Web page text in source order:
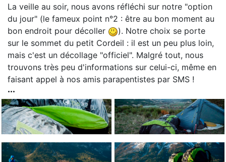
La veille au soir, nous avons réfléchi sur notre "option
du jour" (le fameux point n°2 : être au bon moment au
bon endroit pour décoller
). Notre choix se porte
sur le sommet du petit Cordeil : il est un peu plus loin,
mais c'est un décollage "officiel". Malgré tout, nous
trouvons très peu d'informations sur celui-ci, même en
faisant appel à nos amis parapentistes par SMS !